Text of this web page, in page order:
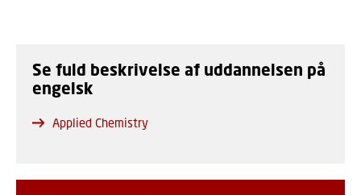
Se fuld beskrivelse af uddannelsen på
engelsk
Applied Chemistry